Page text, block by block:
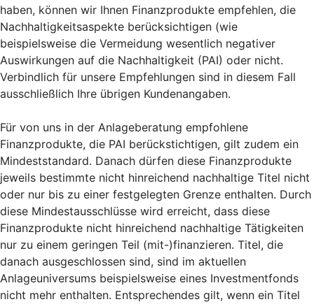
haben, können wir Ihnen Finanzprodukte empfehlen, die
Nachhaltigkeitsaspekte berücksichtigen (wie
beispielsweise die Vermeidung wesentlich negativer
Auswirkungen auf die Nachhaltigkeit (PAI) oder nicht.
Verbindlich für unsere Empfehlungen sind in diesem Fall
ausschließlich Ihre übrigen Kundenangaben.
Für von uns in der Anlageberatung empfohlene
Finanzprodukte, die PAI berückstichtigen, gilt zudem ein
Mindeststandard. Danach dürfen diese Finanzprodukte
jeweils bestimmte nicht hinreichend nachhaltige Titel nicht
oder nur bis zu einer festgelegten Grenze enthalten. Durch
diese Mindestausschlüsse wird erreicht, dass diese
Finanzprodukte nicht hinreichend nachhaltige Tätigkeiten
nur zu einem geringen Teil (mit-)finanzieren. Titel, die
danach ausgeschlossen sind, sind im aktuellen
Anlageuniversums beispielsweise eines Investmentfonds
nicht mehr enthalten. Entsprechendes gilt, wenn ein Titel